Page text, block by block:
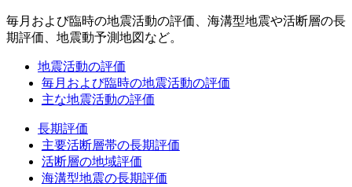
毎月および臨時の地震活動の評価、海溝型地震や活断層の長
期評価、地震動予測地図など。
地震活動の評価
毎月および臨時の地震活動の評価
主な地震活動の評価
長期評価
主要活断層帯の長期評価
活断層の地域評価
海溝型地震の長期評価